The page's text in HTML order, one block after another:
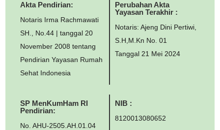
Akta Pendirian:
Notaris Irma Rachmawati
SH., No.44 | tanggal 20
November 2008 tentang
Pendirian Yayasan Rumah
Sehat Indonesia
Perubahan Akta
Yayasan Terakhir :
Notaris: Ajeng Dini Pertiwi,
S.H,M.Kn No. 01
Tanggal 21 Mei 2024
SP MenKumHam RI
Pendirian:
No. AHU-2505.AH.01.04
NIB :
8120013080652